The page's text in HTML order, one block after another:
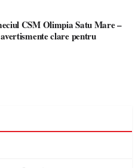
CSM Olimpia Satu Mare –
clare pentru